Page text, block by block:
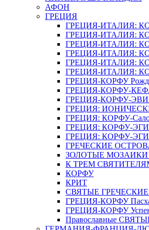
АФОН
ГРЕЦИЯ
ГРЕЦИЯ-ИТАЛИЯ:
ГРЕЦИЯ-ИТАЛИЯ:
ГРЕЦИЯ-ИТАЛИЯ:
ГРЕЦИЯ-ИТАЛИЯ:
ГРЕЦИЯ-ИТАЛИЯ:
ГРЕЦИЯ-ИТАЛИЯ:
ГРЕЦИЯ-КОРФУ
ГРЕЦИЯ-КОРФУ-
ГРЕЦИЯ-КОРФУ-ЭВИЯ
ГРЕЦИЯ:
ГРЕЦИЯ: КОРФУ-
ГРЕЦИЯ: КОРФУ-
ГРЕЦИЯ: КОРФУ-
ГРЕЧЕСКИЕ
ЗОЛОТЫЕ МОЗАИКИ
К ТРЕМ
КОРФУ
КРИТ
СВЯТЫЕ ГРЕЧЕСКИЕ
ГРЕЦИЯ-КОРФУ
ГРЕЦИЯ-КОРФУ
Православные